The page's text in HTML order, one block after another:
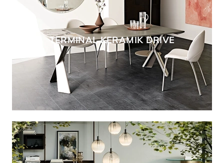
TERMINAL KERAMIK DRIVE